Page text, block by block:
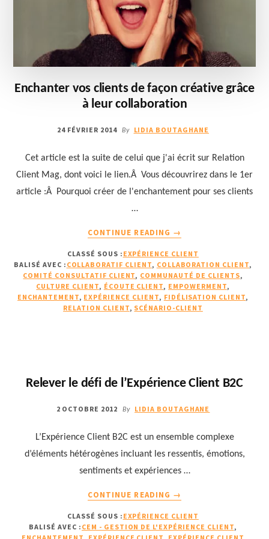
Enchanter vos clients de façon créative grâce
à leur collaboration
24 FÉVRIER 2014 By LIDIA BOUTAGHANE
Cet article est la suite de celui que j'ai écrit sur Relation
Client Mag, dont voici le lien.Â Vous découvrirez dans le 1er
article :Â Pourquoi créer de l'enchantement pour ses clients
…
CONTINUE READING
VOS
CLIENTS
DE
FAÇON
CRÉATIVE
→
CLASSÉ SOUS : EXPÉRIENCE CLIENT
BALISÉ AVEC : COLLABORATIF CLIENT, COLLABORATION CLIENT,
COMITÉ CONSULTATIF CLIENT, COMMUNAUTÉ DE CLIENTS,
CULTURE CLIENT, ÉCOUTE CLIENT, EMPOWERMENT,
ENCHANTEMENT, EXPÉRIENCE CLIENT, FIDÉLISATION CLIENT,
RELATION CLIENT, SCÉNARIO-CLIENT
Relever le défi de l’Expérience Client B2C
2 OCTOBRE 2012 By LIDIA BOUTAGHANE
L’Expérience Client B2C est un ensemble complexe
d’éléments hétérogènes incluant les ressentis, émotions,
sentiments et expériences …
CONTINUE READING
LE
DÉFI
→
CLASSÉ SOUS : EXPÉRIENCE CLIENT
BALISÉ AVEC : CEM - GESTION DE L'EXPÉRIENCE CLIENT,